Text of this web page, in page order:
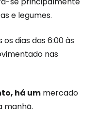
e legumes.
dias das 6:00 às
nas
há um mercado
manhã.